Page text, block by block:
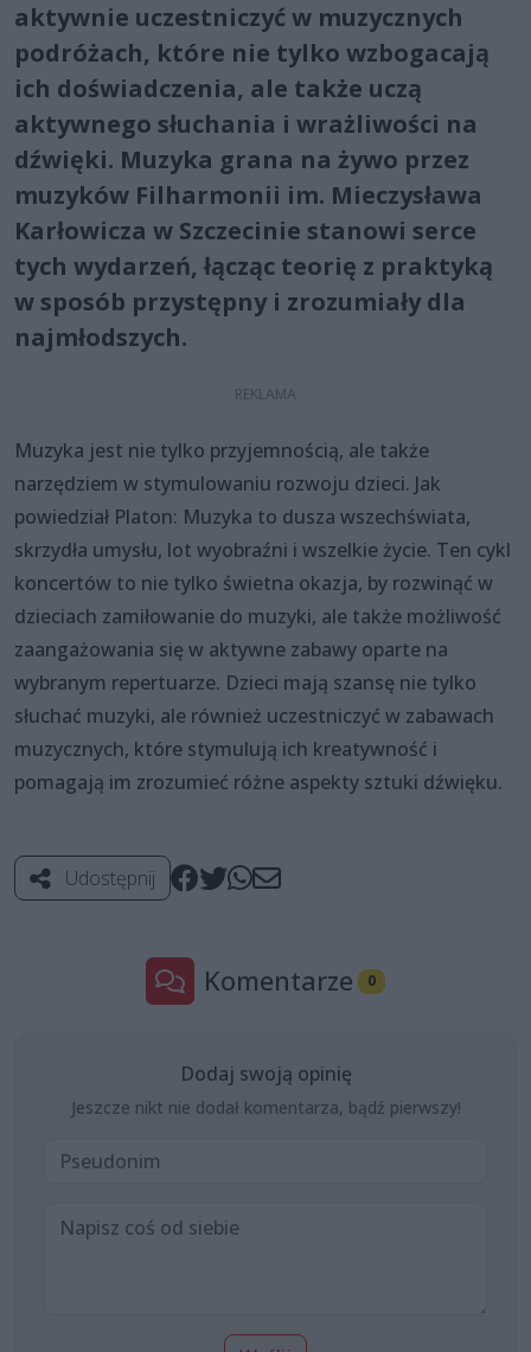
aktywnie uczestniczyć w muzycznych
podróżach, które nie tylko wzbogacają
ich doświadczenia, ale także uczą
aktywnego słuchania i wrażliwości na
dźwięki. Muzyka grana na żywo przez
muzyków Filharmonii im. Mieczysława
Karłowicza w Szczecinie stanowi serce
tych wydarzeń, łącząc teorię z praktyką
w sposób przystępny i zrozumiały dla
najmłodszych.
Muzyka jest nie tylko przyjemnością, ale także
narzędziem w stymulowaniu rozwoju dzieci. Jak
powiedział Platon: Muzyka to dusza wszechświata,
skrzydła umysłu, lot wyobraźni i wszelkie życie. Ten cykl
koncertów to nie tylko świetna okazja, by rozwinąć w
dzieciach zamiłowanie do muzyki, ale także możliwość
zaangażowania się w aktywne zabawy oparte na
wybranym repertuarze. Dzieci mają szansę nie tylko
słuchać muzyki, ale również uczestniczyć w zabawach
muzycznych, które stymulują ich kreatywność i
pomagają im zrozumieć różne aspekty sztuki dźwięku.
Udostępnij
Komentarze 0
Dodaj swoją opinię
Jeszcze nikt nie dodał komentarza, bądź pierwszy!